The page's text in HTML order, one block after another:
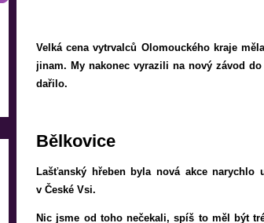
Velká cena vytrvalců Olomouckého kraje
jinam. My nakonec vyrazili na nový závod
dařilo.
Bělkovice
Lašťanský hřeben byla nová akce
v České Vsi.
Nic jsme od toho nečekali, spíš to měl být